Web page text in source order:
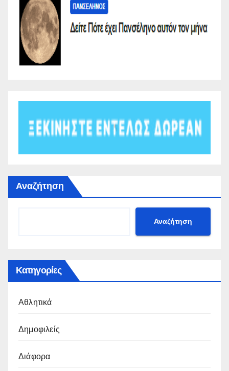
Αναζήτηση
Αναζήτηση
Κατηγορίες
Αθλητικά
Δημοφιλείς
Διάφορα